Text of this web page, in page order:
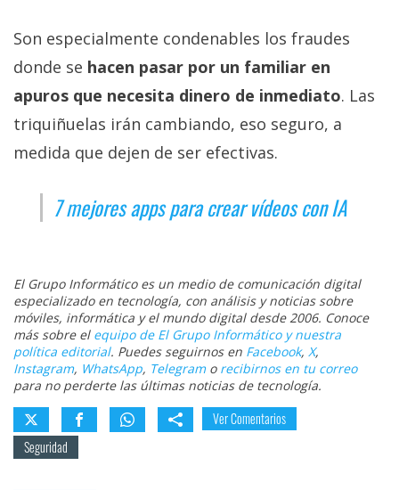
Son especialmente condenables los fraudes
donde se hacen pasar por un familiar en
apuros que necesita dinero de inmediato. Las
triquiñuelas irán cambiando, eso seguro, a
medida que dejen de ser efectivas.
7 mejores apps para crear vídeos con IA
El Grupo Informático es un medio de comunicación digital
especializado en tecnología, con análisis y noticias sobre
móviles, informática y el mundo digital desde 2006. Conoce
más sobre el equipo de El Grupo Informático y nuestra
política editorial. Puedes seguirnos en Facebook, X,
Instagram, WhatsApp, Telegramo recibirnos en tu correo
para no perderte las últimas noticias de tecnología.
Ver Comentarios
Seguridad